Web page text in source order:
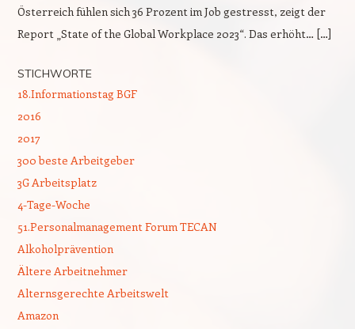
Österreich fühlen sich 36 Prozent im Job gestresst, zeigt der
Report „State of the Global Workplace 2023“. Das erhöht… […]
STICHWORTE
18.Informationstag BGF
2016
2017
300 beste Arbeitgeber
3G Arbeitsplatz
4-Tage-Woche
51.Personalmanagement Forum TECAN
Alkoholprävention
Ältere Arbeitnehmer
Alternsgerechte Arbeitswelt
Amazon